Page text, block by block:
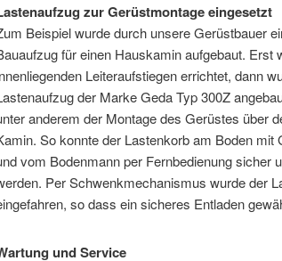
zur Gerüstmontage eingesetzt
Beispiel wurde durch unsere Gerüstbauer
für einen Hauskamin aufgebaut. Erst
Leiteraufstiegen errichtet, dann
der Marke Geda Typ 300Z
anderem der Montage des Gerüstes über
So konnte der Lastenkorb am Boden mit
vom Bodenmann per Fernbedienung sicher
Per Schwenkmechanismus wurde der
so dass ein sicheres Entladen
und Service